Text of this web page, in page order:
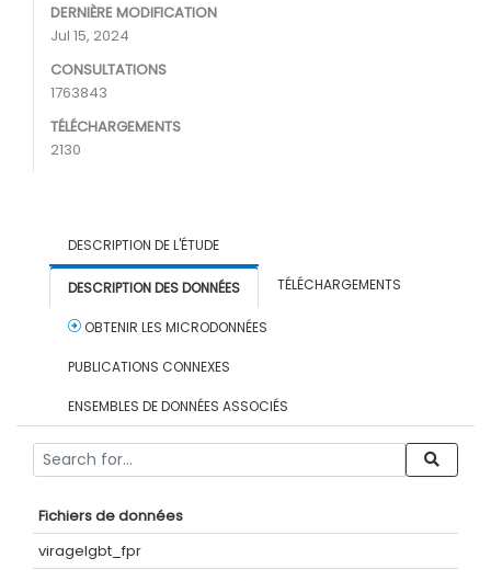
DERNIÈRE MODIFICATION
Jul 15, 2024
CONSULTATIONS
1763843
TÉLÉCHARGEMENTS
2130
DESCRIPTION DE L'ÉTUDE
DESCRIPTION DES DONNÉES TÉLÉCHARGEMENTS
OBTENIR LES MICRODONNÉES
PUBLICATIONS CONNEXES
ENSEMBLES DE DONNÉES ASSOCIÉS
Fichiers de données
viragelgbt_fpr